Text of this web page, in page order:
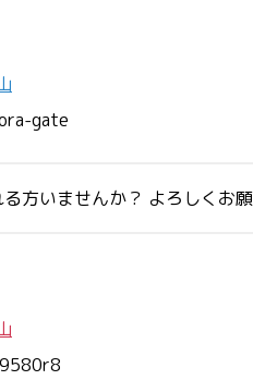
gate
いませんか？ よろしくお願